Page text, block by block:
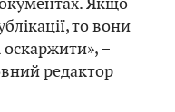
то вони
оскаржити», –
редактор